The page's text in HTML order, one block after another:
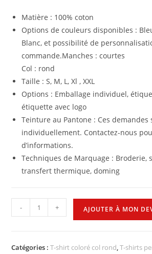
Matière : 100% coton
Options de couleurs disponibles :
Blanc, et possibilité de
commande.Manches : courtes
Col : rond
Taille : S, M, L, Xl , XXL
Options : Emballage individuel,
étiquette avec logo
Teinture au Pantone : Ces demandes
individuellement. Contactez-nous
d’informations.
Techniques de Marquage : Broderie,
transfert thermique, doming
- + AJOUTER À MON
Catégories :T-shirt coloré col rond,T-shirts